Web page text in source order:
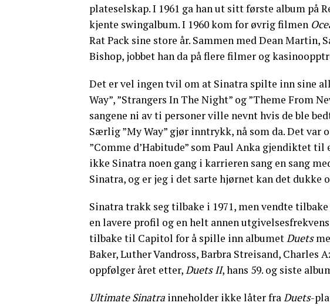
plateselskap. I 1961 ga han ut sitt første album på
kjente swingalbum. I 1960 kom for øvrig filmen
Rat Pack sine store år. Sammen med Dean Martin,
Bishop, jobbet han da på flere filmer og
Det er vel ingen tvil om at Sinatra spilte inn sine
Way”, ”Strangers In The Night” og ”Theme From
sangene ni av ti personer ville nevnt hvis de ble
Særlig ”My Way” gjør inntrykk, nå som da. Det
”Comme d’Habitude” som Paul Anka gjendiktet
ikke Sinatra noen gang i karrieren sang en sang
Sinatra, og er jeg i det sarte hjørnet kan det dukke
Sinatra trakk seg tilbake i 1971, men vendte
en lavere profil og en helt annen
tilbake til Capitol for å spille inn albumetDuets
Baker, Luther Vandross, Barbra Streisand, Charles
oppfølger året etter,Duets II, hans 59. og siste
Ultimate Sinatra inneholder ikke låter fraDuets-